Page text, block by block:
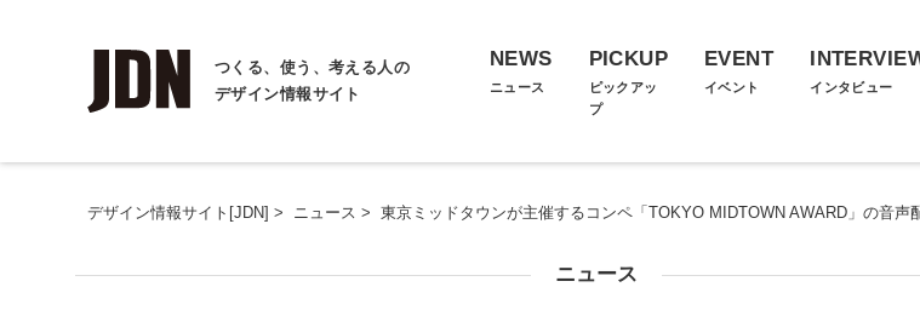
つくる、使う、考える人の
デザイン情報サイト
NEWS
ニュース
PICKUP
ピックアッ
プ
EVENT
イベント インタビュー
デザイン情報サイト[JDN] > ニュース > 東京ミッドタウンが主催するコンペ「TOKYO MIDTOWN AWARD」の音声
ニュース